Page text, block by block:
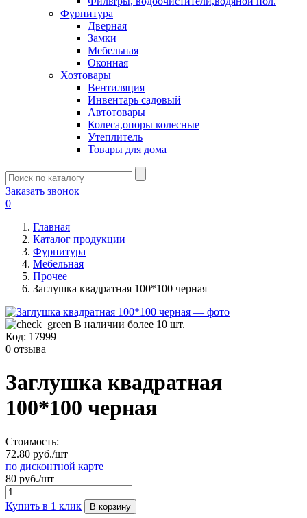
Фурнитура
Дверная
Замки
Мебельная
Оконная
Хозтовары
Вентиляция
Инвентарь садовый
Автотовары
Колеса,опоры колесные
Утеплитель
Товары для дома
Заказать звонок
0
Главная
Каталог продукции
Фурнитура
Мебельная
Прочее
Заглушка квадратная 100*100 черная
В наличии более 10 шт.
Код: 17999
0 отзыва
Заглушка квадратная
100*100 черная
Стоимость:
72.80 руб./шт
по дисконтной карте
80 руб./шт
Купить в 1 клик В корзину